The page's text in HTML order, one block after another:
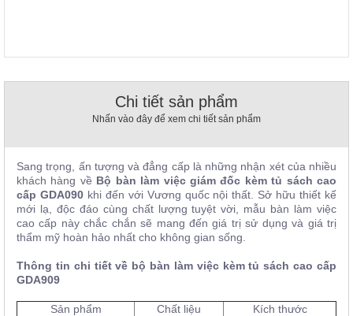
Hàng
Thất
Hàng
Chi tiết sản phẩm
Nhấn vào đây để xem chi tiết sản phẩm
Sang trọng, ấn tượng và đẳng cấp là những nhận xét của nhiều
khách hàng về Bộ bàn làm việc giám đốc kèm tủ sách cao
cấp GDA090khi đến với Vương quốc nội thất. Sở hữu thiết kế
mới lạ, độc đáo cùng chất lượng tuyệt vời, mẫu bàn làm việc
cao cấp này chắc chắn sẽ mang đến giá trị sử dụng và giá trị
thẩm mỹ hoàn hảo nhất cho không gian sống.
Thông tin chi tiết về bộ bàn làm việc kèm tủ sách cao cấp
GDA909
Sản phẩm Chất liệu
Kích thước